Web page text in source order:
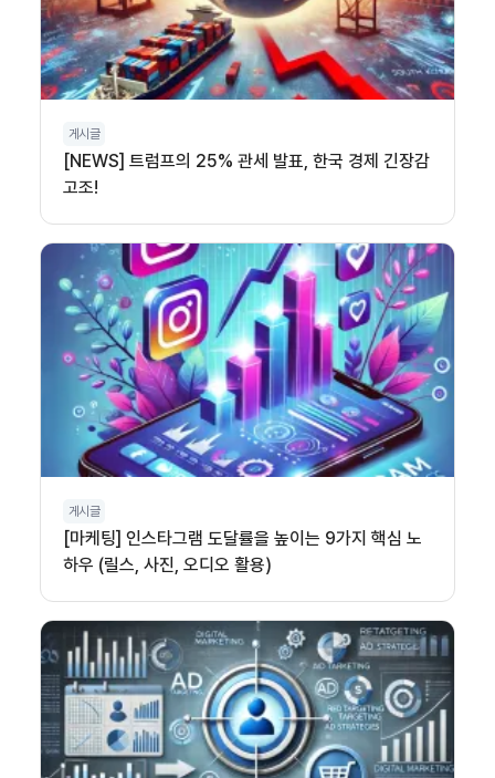
게시글
[NEWS] 트럼프의 25% 관세 발표, 한국 경제 긴장감
고조!
게시글
[마케팅] 인스타그램 도달률을 높이는 9가지 핵심 노
하우 (릴스, 사진, 오디오 활용)